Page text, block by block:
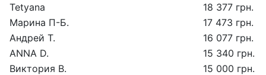
Tetyana
18 377 грн.
Марина П-Б.
17 473 грн.
Андрей Т.
16 077 грн.
ANNA D.
15 340 грн.
Виктория В.
15 000 грн.